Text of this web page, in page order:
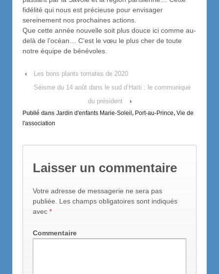
fidélité qui nous est précieuse pour envisager
sereinement nos prochaines actions.
Que cette année nouvelle soit plus douce ici comme au-
delà de l’océan… C’est le vœu le plus cher de toute
notre équipe de bénévoles.
‹
Les bons plants tomates de 2020
Séisme du 14 août dans le sud d’Haïti : le communiqué
du président
›
Publié dans Jardin d'enfants Marie-Soleil , Port-au-Prince, Vie de
l'association
Laisser un commentaire
Votre adresse de messagerie ne sera pas
publiée. Les champs obligatoires sont indiqués
avec *
Commentaire